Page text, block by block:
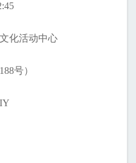
化活动中心
号）